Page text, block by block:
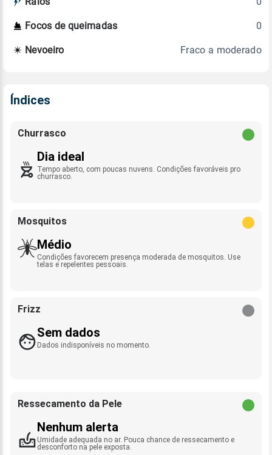
Focos de queimadas 0
Nevoeiro Fraco a moderado
Índices
Churrasco
Dia ideal
Tempo aberto, com poucas nuvens. Condições favoráveis pro
churrasco.
Mosquitos
Médio
Condições favorecem presença moderada de mosquitos. Use
telas e repelentes pessoais.
Frizz
Sem dados
Dados indisponíveis no momento.
Ressecamento da Pele
Nenhum alerta
Umidade adequada no ar. Pouca chance de ressecamento e
desconforto na pele exposta.